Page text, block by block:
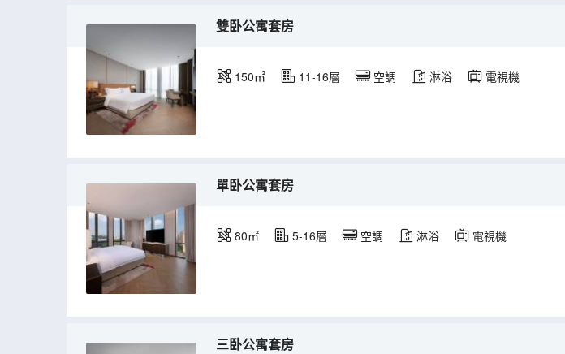
雙卧公寓套房
150㎡ 11-16層 空調 淋浴 電視機
單卧公寓套房
80㎡ 5-16層 空調 淋浴 電視機
三卧公寓套房